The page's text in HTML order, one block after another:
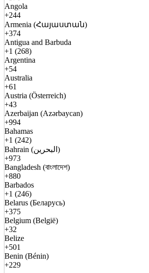
Angola
+244
Armenia (Հայաստան)
+374
Antigua and Barbuda
+1 (268)
Argentina
+54
Australia
+61
Austria (Österreich)
+43
Azerbaijan (Azərbaycan)
+994
Bahamas
+1 (242)
Bahrain (البحرين)
+973
Bangladesh (বাংলাদেশ)
+880
Barbados
+1 (246)
Belarus (Беларусь)
+375
Belgium (België)
+32
Belize
+501
Benin (Bénin)
+229